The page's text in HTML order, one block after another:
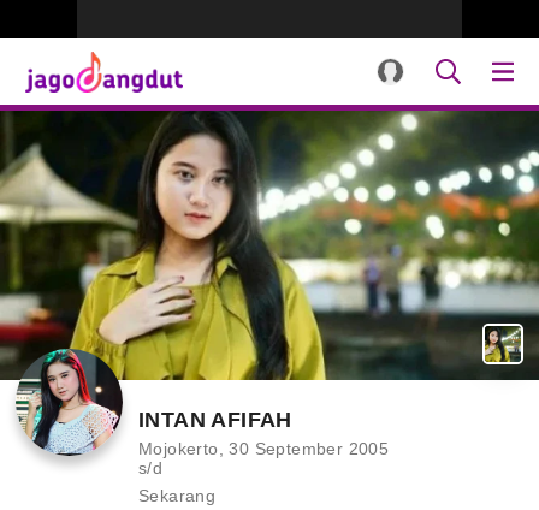
INTAN AFIFAH
Mojokerto, 30 September 2005
s/d
Sekarang